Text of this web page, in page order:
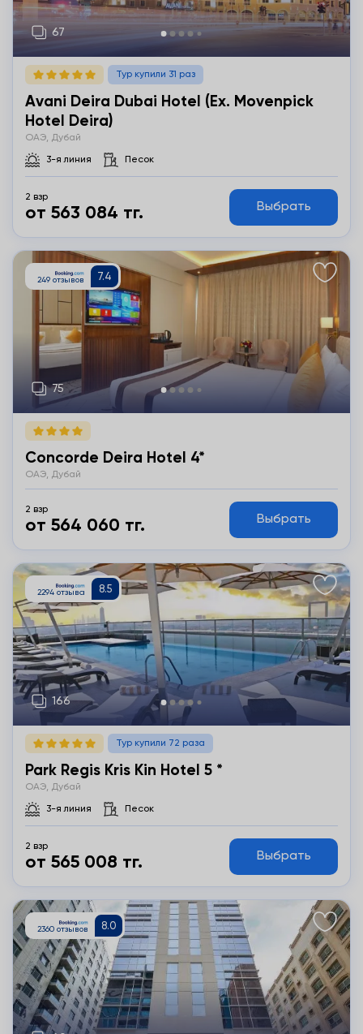
Тур купили 31 раз
Avani Deira Dubai Hotel (ex. Movenpick
Hotel Deira)
ОАЭ, Дубай
3-я линия Песок
2 взр
от 563 084 тг. Выбрать
Concorde Deira Hotel 4*
ОАЭ, Дубай
2 взр
от 564 060 тг. Выбрать
Подробнее
Тур купили 72 раза
Park Regis Kris Kin Hotel 5 *
ОАЭ, Дубай
3-я линия Песок
2 взр
от 565 008 тг. Выбрать
Подробнее
Подробнее